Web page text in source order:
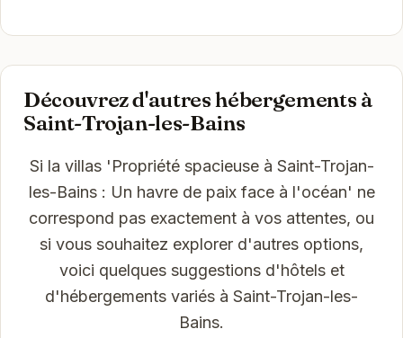
Découvrez d'autres hébergements à
Saint-Trojan-les-Bains
Si la villas 'Propriété spacieuse à Saint-Trojan-
les-Bains : Un havre de paix face à l'océan' ne
correspond pas exactement à vos attentes, ou
si vous souhaitez explorer d'autres options,
voici quelques suggestions d'hôtels et
d'hébergements variés à Saint-Trojan-les-
Bains.